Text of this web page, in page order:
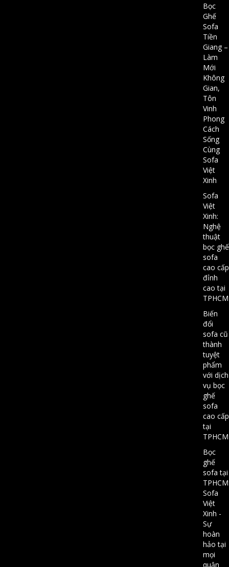
Bọc
Ghế
Sofa
Tiền
Giang –
Làm
Mới
Không
Gian,
Tôn
Vinh
Phong
Cách
Sống
Cùng
Sofa
Việt
Xinh
Sofa
Việt
Xinh:
Nghệ
thuật
bọc ghế
sofa
cao cấp
đỉnh
cao tại
TPHCM
Biến
đổi
sofa cũ
thành
tuyệt
phẩm
với dịch
vụ bọc
ghế
sofa
cao cấp
tại
TPHCM
Bọc
ghế
sofa tại
Sofa
Việt
Xinh -
Sự
hoàn
hảo tại
mọi
quận